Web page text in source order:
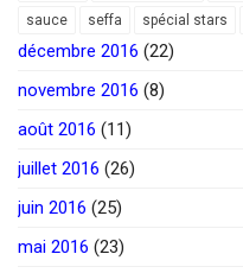
sauce
seffa spécial stars
décembre 2016 (22)
novembre 2016 (8)
août 2016 (11)
juillet 2016 (26)
juin 2016 (25)
mai 2016 (23)